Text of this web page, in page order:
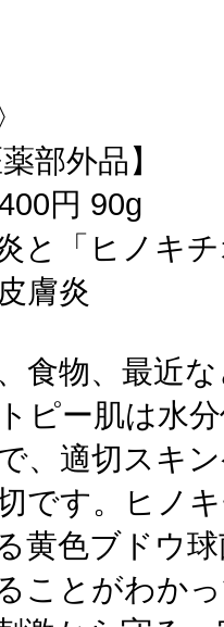
部外品】
円 90g
と「ヒノキ
膚炎
食物、最近
ピー肌は水
、適切スキ
です。ヒノ
黄色ブドウ
ことがわか